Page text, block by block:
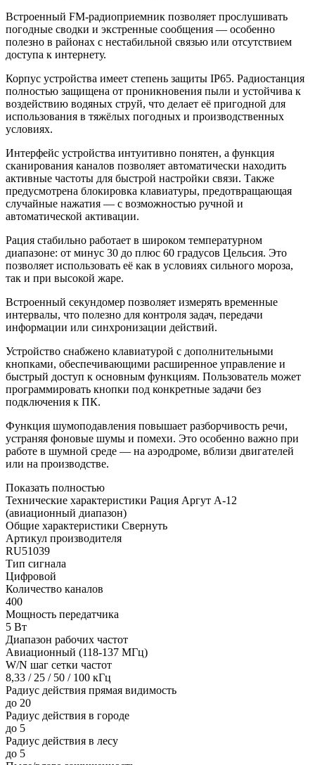
Встроенный FM-радиоприемник позволяет прослушивать
погодные сводки и экстренные сообщения — особенно
полезно в районах с нестабильной связью или отсутствием
доступа к интернету.
Корпус устройства имеет степень защиты IP65. Радиостанция
полностью защищена от проникновения пыли и устойчива к
воздействию водяных струй, что делает её пригодной для
использования в тяжёлых погодных и производственных
условиях.
Интерфейс устройства интуитивно понятен, а функция
сканирования каналов позволяет автоматически находить
активные частоты для быстрой настройки связи. Также
предусмотрена блокировка клавиатуры, предотвращающая
случайные нажатия — с возможностью ручной и
автоматической активации.
Рация стабильно работает в широком температурном
диапазоне: от минус 30 до плюс 60 градусов Цельсия. Это
позволяет использовать её как в условиях сильного мороза,
так и при высокой жаре.
Встроенный секундомер позволяет измерять временные
интервалы, что полезно для контроля задач, передачи
информации или синхронизации действий.
Устройство снабжено клавиатурой с дополнительными
кнопками, обеспечивающими расширенное управление и
быстрый доступ к основным функциям. Пользователь может
программировать кнопки под конкретные задачи без
подключения к ПК.
Функция шумоподавления повышает разборчивость речи,
устраняя фоновые шумы и помехи. Это особенно важно при
работе в шумной среде — на аэродроме, вблизи двигателей
или на производстве.
Показать полностью
Технические характеристики Рация Аргут А-12
(авиационный диапазон)
Общие характеристики Свернуть
Артикул производителя
RU51039
Тип сигнала
Цифровой
Количество каналов
400
Мощность передатчика
5 Вт
Диапазон рабочих частот
Авиационный (118-137 МГц)
W/N шаг сетки частот
8,33 / 25 / 50 / 100 кГц
Радиус действия прямая видимость
до 20
Радиус действия в городе
до 5
Радиус действия в лесу
до 5